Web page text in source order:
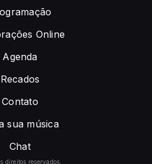
Online
Agenda
Recados
Contato
sua música
Chat
direitos reservados.